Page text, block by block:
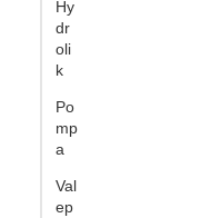
Hy
dr
oli
k
Po
mp
a
Val
ep